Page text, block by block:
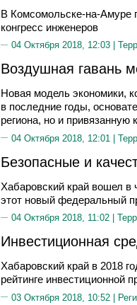
В Комсомольске-на-Амуре
конгресс инженеров
04 Октября 2018, 12:03 |
Воздушная гавань
Новая модель экономики,
в последние годы,
региона, но и привязанную
04 Октября 2018, 12:01 |
Безопасные и
Хабаровский край вошел
этот новый федеральный
04 Октября 2018, 11:02 |
Инвестиционная
Хабаровский край в 2018
рейтинге инвестиционной
03 Октября 2018, 10:52 |